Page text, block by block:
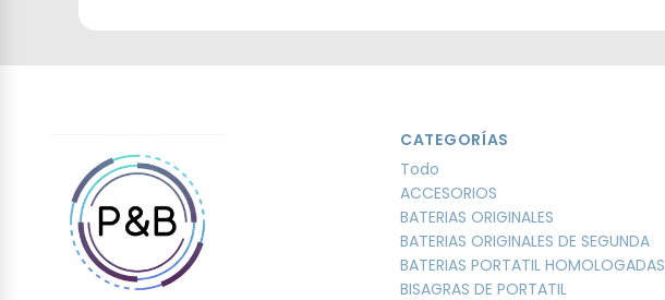
CATEGORÍAS
Todo
ACCESORIOS
BATERIAS ORIGINALES
BATERIAS ORIGINALES DE SEGUNDA
BATERIAS PORTATIL HOMOLOGADAS
BISAGRAS DE PORTATIL